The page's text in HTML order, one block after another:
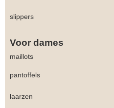
slippers
Voor dames
maillots
pantoffels
laarzen